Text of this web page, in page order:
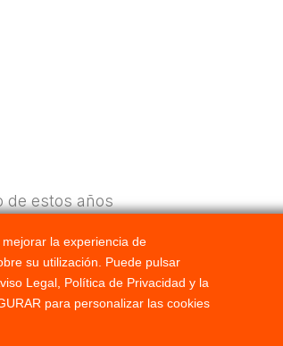
de estos años
a nuestros
la experiencia de
su utilización. Puede pulsar
Legal, Política de Privacidad y la
para personalizar las cookies